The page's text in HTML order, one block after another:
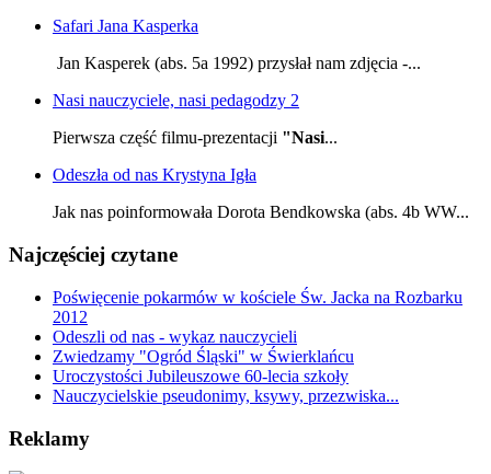
Safari Jana Kasperka
Jan Kasperek (abs. 5a 1992) przysłał nam zdjęcia -...
Nasi nauczyciele, nasi pedagodzy 2
Pierwsza część filmu-prezentacji "Nasi...
Odeszła od nas Krystyna Igła
Jak nas poinformowała Dorota Bendkowska (abs. 4b WW...
Najczęściej czytane
Poświęcenie pokarmów w kościele Św. Jacka na Rozbarku
2012
Odeszli od nas - wykaz nauczycieli
Zwiedzamy "Ogród Śląski" w Świerklańcu
Uroczystości Jubileuszowe 60-lecia szkoły
Nauczycielskie pseudonimy, ksywy, przezwiska...
Reklamy